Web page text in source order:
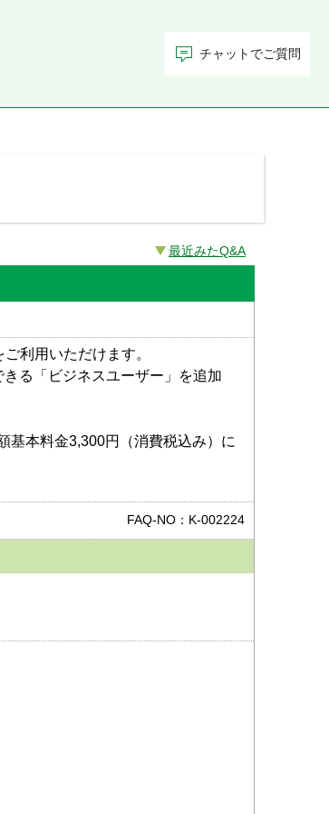
チャットでご質問
最近みたQ&A
利用いただけます。
る「ビジネスユーザー」を追加
基本料金3,300円（消費税込み）に
FAQ-NO：K-002224